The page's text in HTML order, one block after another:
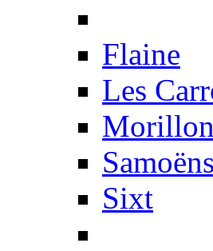
Flaine
Les
Morillon
Samoëns
Sixt